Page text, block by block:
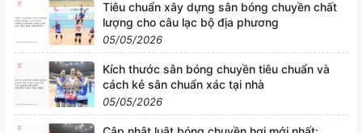
Tiêu chuẩn xây dựng sân bóng chuyền chất
lượng cho câu lạc bộ địa phương
05/05/2026
Kích thước sân bóng chuyền tiêu chuẩn và
cách kẻ sân chuẩn xác tại nhà
05/05/2026